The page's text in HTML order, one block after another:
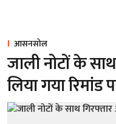
आसनसोल
जाली नोटों के
लिया गया रिमांड